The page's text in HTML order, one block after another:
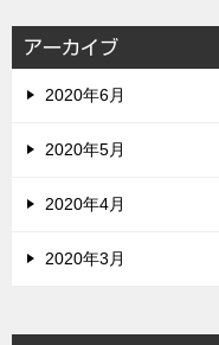
アーカイブ
2020年6月
2020年5月
2020年4月
2020年3月